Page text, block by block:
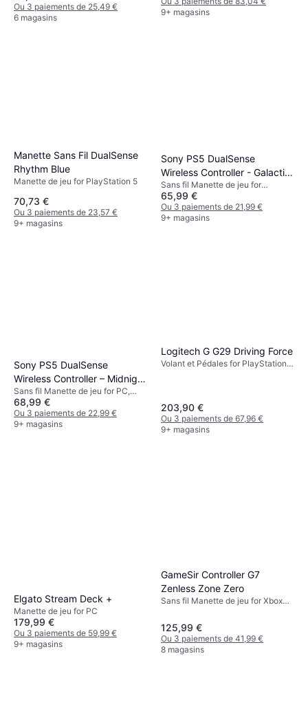
Ou 3 paiements de 25,49 €
6 magasins
9+ magasins
Manette Sans Fil DualSense
Rhythm Blue
Manette de jeu for PlayStation 5
70,73 €
Ou 3 paiements de 23,57 €
9+ magasins
Sony PS5 DualSense
Wireless Controller - Galactic
Purple
Sans fil Manette de jeu for
PlayStation 5
65,99 €
Ou 3 paiements de 21,99 €
9+ magasins
Sony PS5 DualSense
Wireless Controller – Midnight
Black
Sans fil Manette de jeu for PC,
Téléphone mobile, Android, iOS,
PlayStation 5, Mac
68,99 €
Ou 3 paiements de 22,99 €
9+ magasins
Logitech G G29 Driving Force
Volant et Pédales for PlayStation
203,90 €
Ou 3 paiements de 67,96 €
9+ magasins
Elgato Stream Deck +
Manette de jeu for PC
179,99 €
Ou 3 paiements de 59,99 €
9+ magasins
GameSir Controller G7
Zenless Zone Zero
Sans fil Manette de jeu for Xbox
125,99 €
Ou 3 paiements de 41,99 €
8 magasins